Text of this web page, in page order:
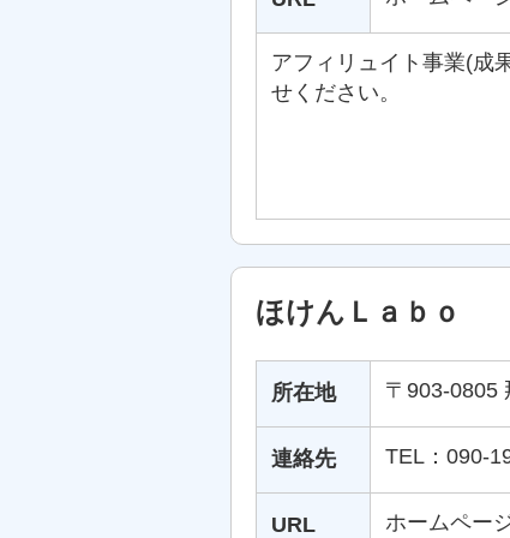
アフィリュイト事業(成
せください。
ほけんＬａｂｏ
所在地 〒903-0805
連絡先 TEL：090-
URL ホームペー